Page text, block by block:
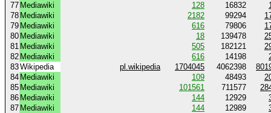
77 Mediawiki 128 16832
78 Mediawiki 2182 99294
79 Mediawiki 616 79806
80 Mediawiki 18 139478
81 Mediawiki 505 182121
82 Mediawiki 616 14198
83Wikipedia pl.wikipedia 1704045 4062398
84 Mediawiki 109 48493
85 Mediawiki 101561 711577
86 Mediawiki 144 12929
87 Mediawiki 144 12989